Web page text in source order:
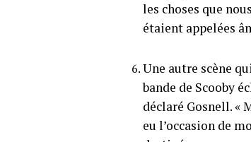
les choses que
étaient appelées
Une autre scène
bande de Scooby
déclaré Gosnell. «
eu l’occasion de